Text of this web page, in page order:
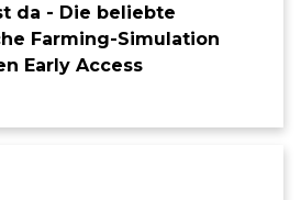
da - Die beliebte
Farming-Simulation
Early Access